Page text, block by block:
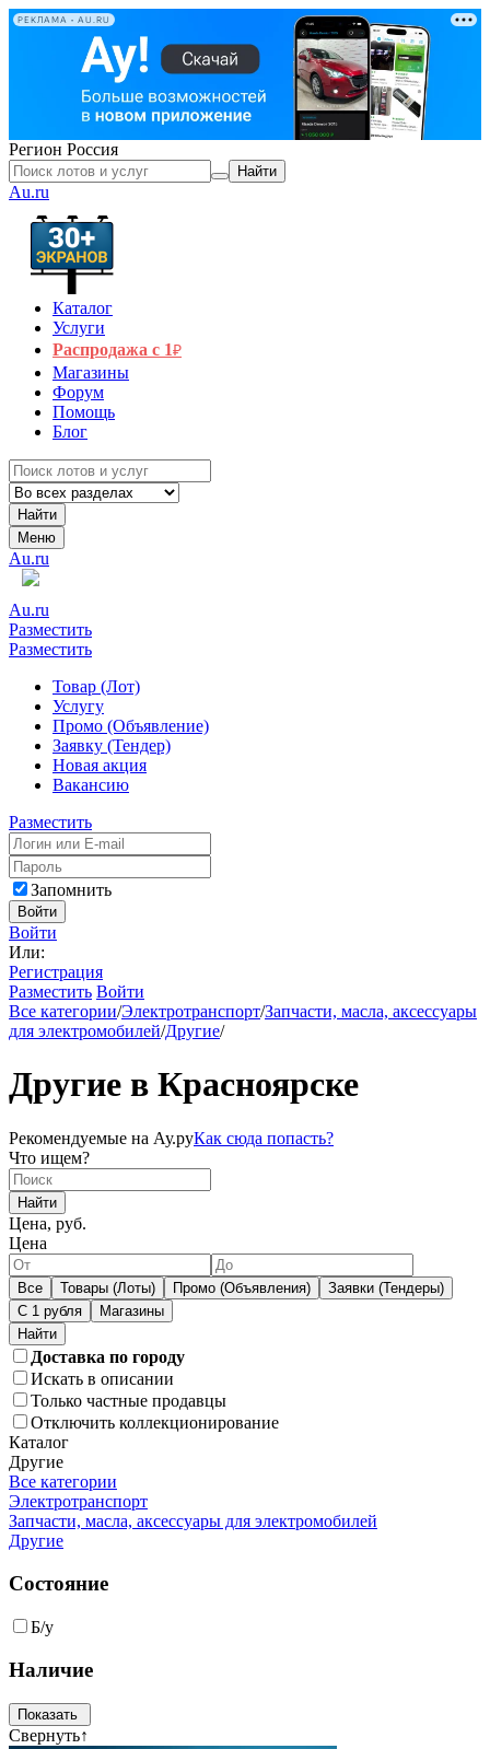
РЕКЛАМА • AU.RU
Регион Россия
Найти
Au.ru
Каталог
Услуги
Распродажа с 1₽
Магазины
Форум
Помощь
Блог
Найти
Меню
Au.ru
Au.ru
Разместить
Разместить
Товар (Лот)
Услугу
Промо (Объявление)
Заявку (Тендер)
Новая акция
Вакансию
Разместить
Запомнить
Войти
Войти
Или:
Регистрация
Разместить Войти
Все категории/Электротранспорт/Запчасти, масла, аксессуары
для электромобилей/Другие/
Другие в Красноярске
Рекомендуемые на Ау.руКак сюда попасть?
Что ищем?
Найти
Цена, руб.
Цена
Все Товары (Лоты) Промо (Объявления)
Заявки (Тендеры)
С 1 рубля
Магазины
Доставка по городу
Искать в описании
Только частные продавцы
Отключить коллекционирование
Каталог
Другие
Все категории
Электротранспорт
Запчасти, масла, аксессуары для электромобилей
Другие
Состояние
Б/у
Наличие
Свернуть↑